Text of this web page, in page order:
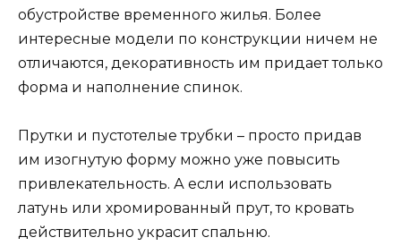
обустройстве временного жилья. Более
интересные модели по конструкции ничем не
отличаются, декоративность им придает только
форма и наполнение спинок.
Прутки и пустотелые трубки – просто придав
им изогнутую форму можно уже повысить
привлекательность. А если использовать
латунь или хромированный прут, то кровать
действительно украсит спальню.